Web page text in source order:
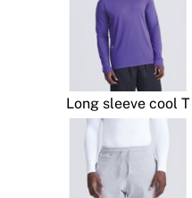
Long sleeve cool T